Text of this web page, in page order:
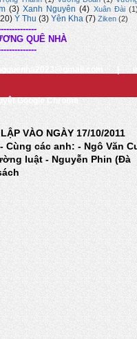
(3) Xanh Nguyên (4) Xuân Đài
Ý Thu (3) Yên Kha (7) Ziken (2)
QUÊ NHÀ
Google Chrome
VÀO NGÀY 17/10/2011
- Cùng các anh: - Ngô Văn
luật - Nguyễn Phin (Đà